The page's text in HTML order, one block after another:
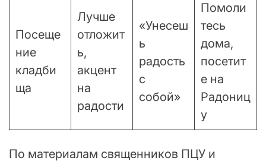
Посеще
ние
кладби
ща
Лучше
отложит
ь,
акцент
на
радости
«Унесеш
ь
радость
с
собой»
Помоли
тесь
дома,
посетит
е на
Радониц
у
По материалам священников ПЦУ и